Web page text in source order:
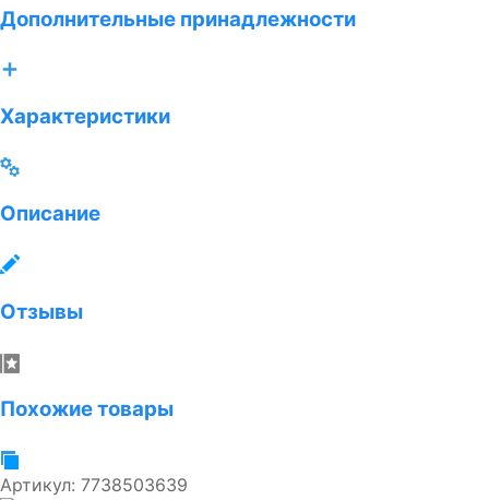
Дополнительные принадлежности
Характеристики
Описание
Отзывы
Похожие товары
Артикул: 7738503639